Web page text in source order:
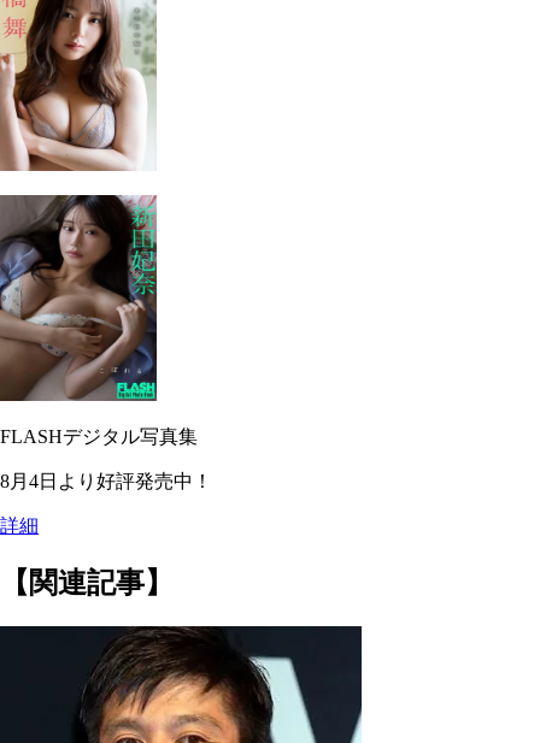
FLASHデジタル写真集
8月4日より好評発売中！
詳細
【関連記事】